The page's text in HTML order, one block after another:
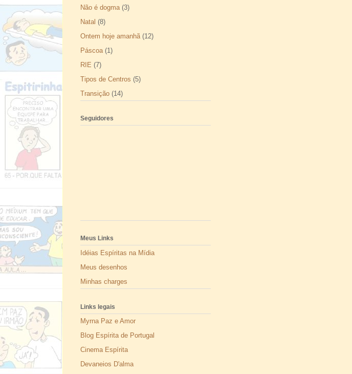
Não é dogma (3)
Natal (8)
Ontem hoje amanhã (12)
Páscoa (1)
RIE (7)
Tipos de Centros (5)
Transição (14)
Seguidores
Meus Links
Idéias Espíritas na Mídia
Meus desenhos
Minhas charges
Links legais
Myrna Paz e Amor
Blog Espírita de Portugal
Cinema Espírita
Devaneios D'alma